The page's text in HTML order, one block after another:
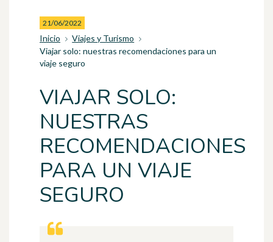
21/06/2022
Inicio
Viajes y Turismo
Viajar solo: nuestras recomendaciones para un
viaje seguro
VIAJAR SOLO:
NUESTRAS
RECOMENDACIONES
PARA UN VIAJE
SEGURO